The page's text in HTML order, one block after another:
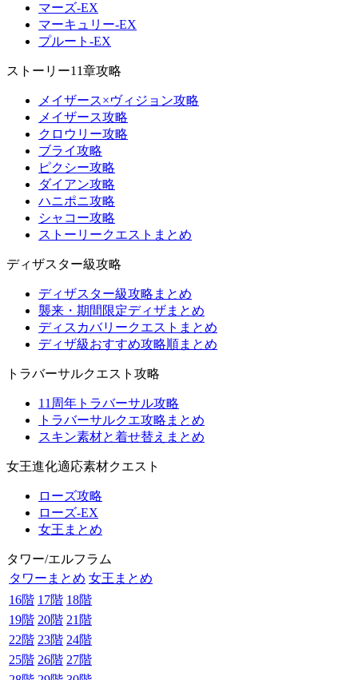
マーズ-EX
マーキュリー-EX
プルート-EX
ストーリー11章攻略
メイザース×ヴィジョン攻略
メイザース攻略
クロウリー攻略
ブライ攻略
ピクシー攻略
ダイアン攻略
ハニポニ攻略
シャコー攻略
ストーリークエストまとめ
ディザスター級攻略
ディザスター級攻略まとめ
襲来・期間限定ディザまとめ
ディスカバリークエストまとめ
ディザ級おすすめ攻略順まとめ
トラバーサルクエスト攻略
11周年トラバーサル攻略
トラバーサルクエ攻略まとめ
スキン素材と着せ替えまとめ
女王進化適応素材クエスト
ローズ攻略
ローズ-EX
女王まとめ
タワー/エルフラム
タワーまとめ 女王まとめ
16階 17階 18階
19階 20階 21階
22階 23階 24階
25階 26階 27階